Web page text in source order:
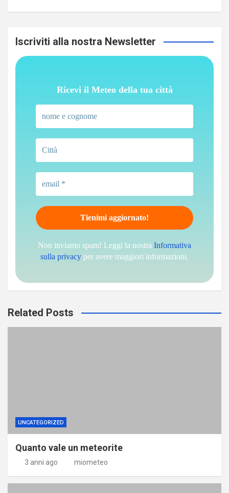
Iscriviti alla nostra Newsletter
Ricevi il Meteo della tua città
Non inviamo spam! Leggi la nostra Informativa
sulla privacy per avere maggiori informazioni.
Related Posts
UNCATEGORIZED
Quanto vale un meteorite
3 anni ago miometeo